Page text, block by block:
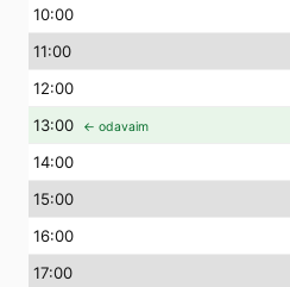
10:00
11:00
12:00
13:00 ← odavaim
14:00
15:00
16:00
17:00